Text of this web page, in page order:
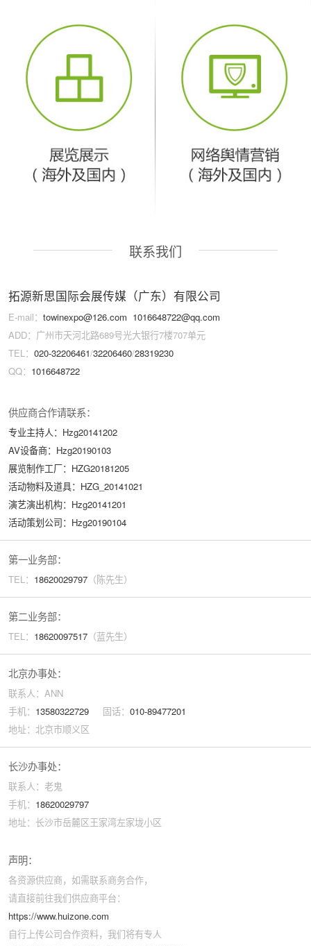
联系我们
拓源新思国际会展传媒（广东）有限公司
E-mail： towinexpo@126.com 1016648722@qq.com
ADD：广州市天河北路689号光大银行7楼707单元
TEL： 020-32206461/32206460/28319230
QQ： 1016648722
供应商合作请联系：
专业主持人：Hzg20141202
AV设备商：Hzg20190103
展览制作工厂：HZG20181205
活动物料及道具：HZG_20141021
演艺演出机构：Hzg20141201
活动策划公司：Hzg20190104
第一业务部：
TEL： 18620029797（陈先生）
第二业务部：
TEL： 18620097517（蓝先生）
北京办事处：
联系人：ANN
手机： 13580322729固话： 010-89477201
地址：北京市顺义区
长沙办事处：
联系人：老鬼
手机： 18620029797
地址：长沙市岳麓区王家湾左家垅小区
声明：
各资源供应商，如需联系商务合作，
请直接前往我们供应商平台：
https://www.huizone.com
自行上传公司合作资料，我们将有专人